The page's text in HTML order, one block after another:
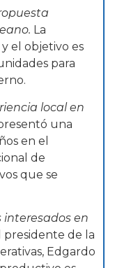
La
el objetivo es
para
local en
una
en el
de
que se
interesados en
presidente de la
Edgardo